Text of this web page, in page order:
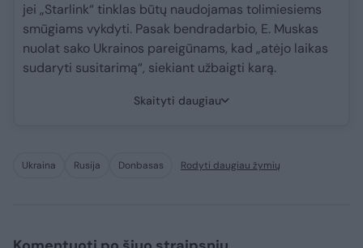
jei „Starlink“ tinklas būtų naudojamas tolimiesiems
smūgiams vykdyti. Pasak bendradarbio, E. Muskas
nuolat sako Ukrainos pareigūnams, kad „atėjo laikas
sudaryti susitarimą“, siekiant užbaigti karą.
Skaityti daugiau
Ukraina Rusija Donbasas Rodyti daugiau žymių